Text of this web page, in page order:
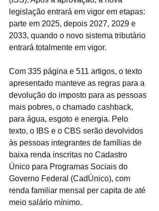
legislação entrará em vigor em etapas:
parte em 2025, depois 2027, 2029 e
2033, quando o novo sistema tributário
entrará totalmente em vigor.
Com 335 página e 511 artigos, o texto
apresentado manteve as regras para a
devolução do imposto para as pessoas
mais pobres, o chamado cashback,
para água, esgoto e energia. Pelo
texto, o IBS e o CBS serão devolvidos
às pessoas integrantes de famílias de
baixa renda inscritas no Cadastro
Único para Programas Sociais do
Governo Federal (CadÚnico), com
renda familiar mensal per capita de até
meio salário mínimo.